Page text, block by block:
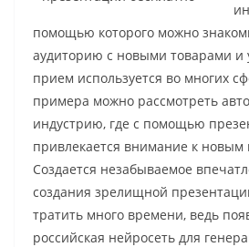
помощью которого можно
аудиторию с новыми товарами и
прием используется во многих
примера можно рассмотреть
индустрию, где с помощью
привлекается внимание к новым
Создается незабываемое
создания зрелищной
тратить много времени, ведь
российская нейросеть для